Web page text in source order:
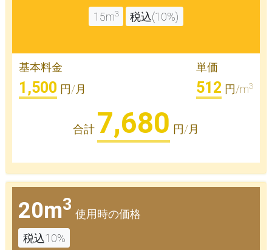
15m3 税込(10%)
基本料金
1,500 円/月
単価
512 円/m3
合計 7,680 円/月
20m3
使用時の価格
税込10%